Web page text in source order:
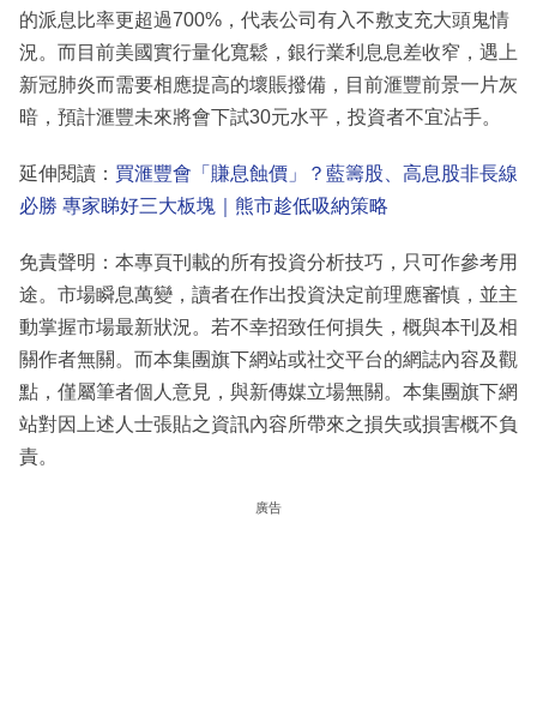
的派息比率更超過700%，代表公司有入不敷支充大頭鬼情
況。而目前美國實行量化寬鬆，銀行業利息息差收窄，遇上
新冠肺炎而需要相應提高的壞賬撥備，目前滙豐前景一片灰
暗，預計滙豐未來將會下試30元水平，投資者不宜沾手。
延伸閱讀： 買滙豐會「賺息蝕價」？藍籌股、高息股非長線
必勝 專家睇好三大板塊｜熊市趁低吸納策略
免責聲明：本專頁刊載的所有投資分析技巧，只可作參考用
途。市場瞬息萬變，讀者在作出投資決定前理應審慎，並主
動掌握市場最新狀況。若不幸招致任何損失，概與本刊及相
關作者無關。而本集團旗下網站或社交平台的網誌內容及觀
點，僅屬筆者個人意見，與新傳媒立場無關。本集團旗下網
站對因上述人士張貼之資訊內容所帶來之損失或損害概不負
責。
廣告